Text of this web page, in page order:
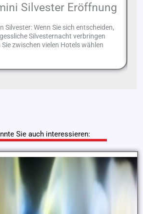
Silvester Eröffnung
Silvester: Wenn Sie sich entscheiden,
Silvesternacht verbringen
zwischen vielen Hotels wählen
Sie auch interessieren: